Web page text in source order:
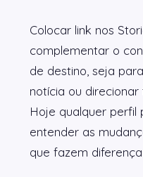
Colocar link nos
complementar o
de destino, seja
notícia ou
Hoje qualquer perfil
entender as
que fazem